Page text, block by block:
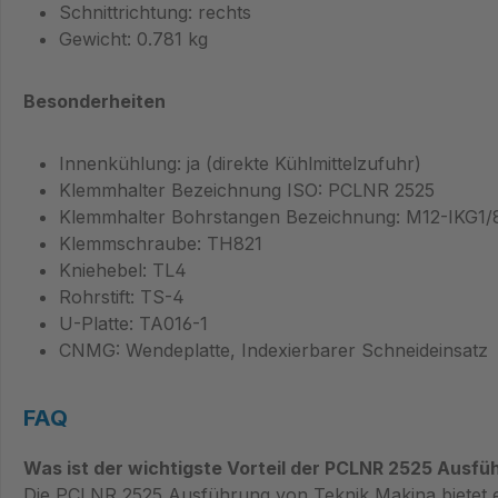
Schnitt­richtung: rechts
Gewicht: 0.781 kg
Besonderheiten
Innenkühlung: ja (direkte Kühlmittelzufuhr)
Klemmhalter Bezeichnung ISO: PCLNR 2525
Klemmhalter Bohrstangen Bezeichnung: M12-IKG1/
Klemmschraube: TH821
Kniehebel: TL4
Rohrstift: TS-4
U-Platte: TA016-1
CNMG: Wendeplatte, Indexierbarer Schneideinsatz
FAQ
Was ist der wichtigste Vorteil der PCLNR 2525